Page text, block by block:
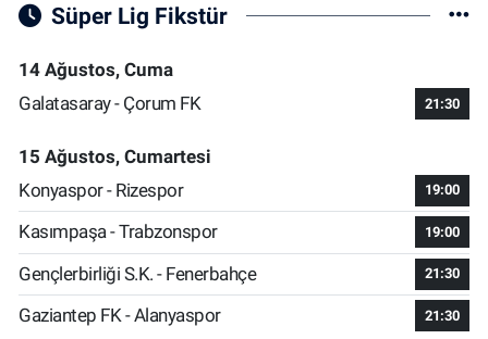
Süper Lig Fikstür
14 Ağustos, Cuma
Galatasaray - Çorum FK
21:30
15 Ağustos, Cumartesi
Konyaspor - Rizespor
19:00
Kasımpaşa - Trabzonspor 19:00
Gençlerbirliği S.K. - Fenerbahçe 21:30
Gaziantep FK - Alanyaspor 21:30